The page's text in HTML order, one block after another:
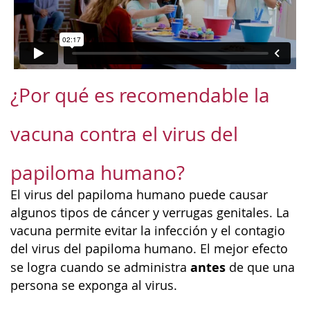
¿Por qué es recomendable la
vacuna contra el virus del
papiloma humano?
El virus del papiloma humano puede causar
algunos tipos de cáncer y verrugas genitales. La
vacuna permite evitar la infección y el contagio
del virus del papiloma humano. El mejor efecto
se logra cuando se administra antes de que una
persona se exponga al virus.